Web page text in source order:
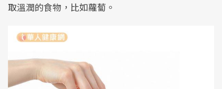
取溫潤的食物，比如蘿蔔。